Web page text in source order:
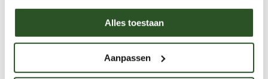
Alles toestaan
Aanpassen
De zaden in dit mengsel zijn gifvrij geteeld en dragen
direct bij aan een gezondere biodiversiteit. Dit
bloemenmengsel helpt bij het ondersteunen van wilde
bijenpopulaties en andere bestuivers, terwijl het
tegelijkertijd zorgt voor een kleurrijke en levendige